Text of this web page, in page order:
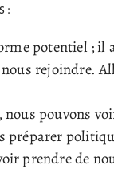
:
potentiel ; il
rejoindre.
pouvons
préparer
prendre de